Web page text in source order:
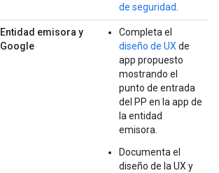
de seguridad.
Entidad emisora y
Google
Completa el
diseño de UXde
app propuesto
mostrando el
punto de entrada
del PP en la app de
la entidad
emisora.
Documenta el
diseño de la UX y